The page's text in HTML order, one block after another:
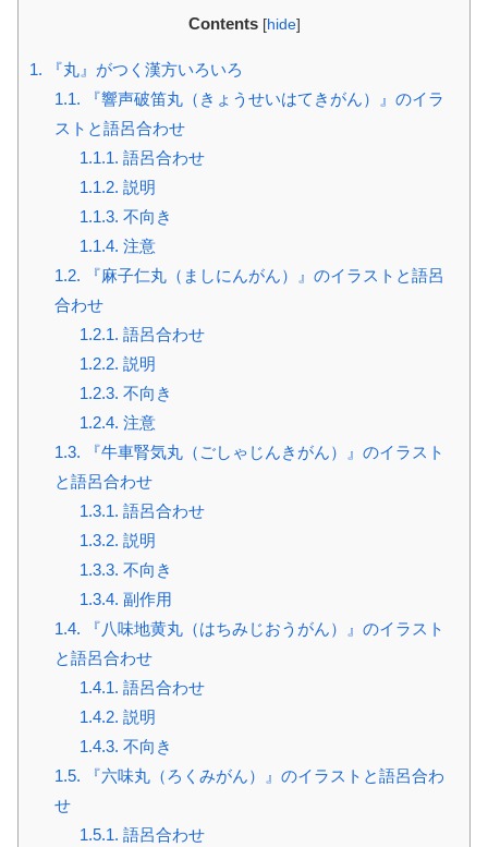
Contents [hide]
1. 『丸』がつく漢方いろいろ
1.1. 『響声破笛丸（きょうせいはてきがん）』のイラ
ストと語呂合わせ
1.1.1. 語呂合わせ
1.1.2. 説明
1.1.3. 不向き
1.1.4. 注意
1.2. 『麻子仁丸（ましにんがん）』のイラストと語呂
合わせ
1.2.1. 語呂合わせ
1.2.2. 説明
1.2.3. 不向き
1.2.4. 注意
1.3. 『牛車腎気丸（ごしゃじんきがん）』のイラスト
と語呂合わせ
1.3.1. 語呂合わせ
1.3.2. 説明
1.3.3. 不向き
1.3.4. 副作用
1.4. 『八味地黄丸（はちみじおうがん）』のイラスト
と語呂合わせ
1.4.1. 語呂合わせ
1.4.2. 説明
1.4.3. 不向き
1.5. 『六味丸（ろくみがん）』のイラストと語呂合わ
せ
1.5.1. 語呂合わせ